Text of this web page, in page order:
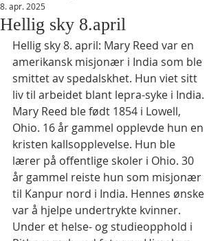
Hellig sky 8.april
8. apr. 2025
Hellig sky 8. april: Mary Reed var en
amerikansk misjonær i India som ble
smittet av spedalskhet. Hun viet sitt
liv til arbeidet blant lepra-syke i India.
Mary Reed ble født 1854 i Lowell,
Ohio. 16 år gammel opplevde hun en
kristen kallsopplevelse. Hun ble
lærer på offentlige skoler i Ohio. 30
år gammel reiste hun som misjonær
til Kanpur nord i India. Hennes ønske
var å hjelpe undertrykte kvinner.
Under et helse- og studieopphold i